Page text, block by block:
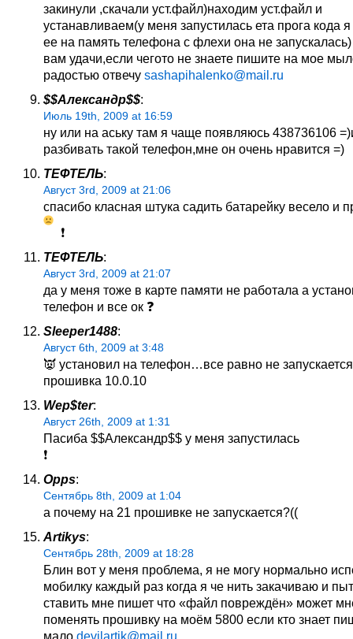
закинули ,скачали уст.файл)находим уст.файл и
устанавливаем(у меня запустилась ета прога кода
ее на память телефона с флехи она не
вам удачи,если чегото не знаете пишите на мое
радостью отвечу sashapihalenko@mail.ru
$$Александр$$:
Июль 19th, 2009 at 16:59
ну или на аську там я чаще появляюсь 438736106
разбивать такой телефон,мне он очень нравится =)
ТЕФТЕЛЬ:
Август 3rd, 2009 at 21:06
спасибо класная штука садить батарейку весело и
❗
ТЕФТЕЛЬ:
Август 3rd, 2009 at 21:07
да у меня тоже в карте памяти не работала а
телефон и все ок ❓
Sleeper1488:
Август 6th, 2009 at 3:48
👿 установил на телефон…все равно не
прошивка 10.0.10
Wep$ter:
Август 26th, 2009 at 1:31
Пасиба $$Александр$$ у меня запустилась
❗
Opps:
Сентябрь 8th, 2009 at 1:04
а почему на 21 прошивке не запускается?((
Artikys:
Сентябрь 28th, 2009 at 18:28
Блин вот у меня проблема, я не могу нормально
мобилку каждый раз когда я че нить закачиваю и
ставить мне пишет что «файл повреждён» может
поменять прошивку на моём 5800 если кто знает
мало devilartik@mail.ru